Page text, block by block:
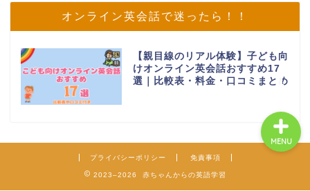
オンライン英会話で迷ったら！！
【親目線のリアル体験】子ども向
けオンライン英会話おすすめ17
選｜比較表・料金・口コミまとめ
プライバシーポリシー 免責事項
2023–2026 赤ちゃんからの英語学習
MENU
プロフィール
お問い合わせ